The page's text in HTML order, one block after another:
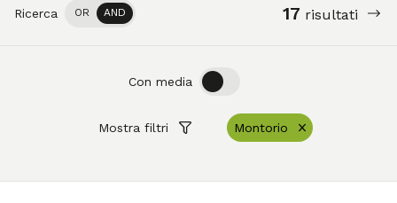
Ricerca OR AND 17 risultati
Mostra filtri Montorio
Con media OFF